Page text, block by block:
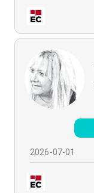
2026-07-01